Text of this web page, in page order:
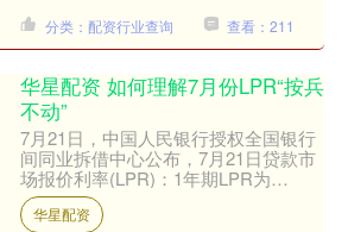
分类：配资行业查询 查看：211
华星配资 如何理解7月份LPR“按兵
不动”
7月21日，中国人民银行授权全国银行
间同业拆借中心公布，7月21日贷款市
场报价利率(LPR)：1年期LPR为
3.0%，5年期以上LPR为3.5%，均与前
值保持一....
华星配资